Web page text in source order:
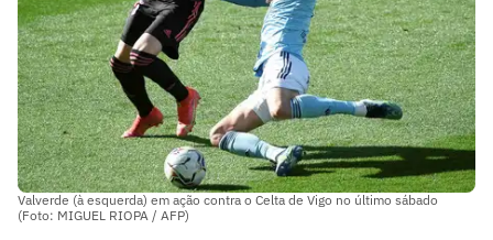
Valverde (à esquerda) em ação contra o Celta de Vigo no último sábado
(Foto: MIGUEL RIOPA / AFP)